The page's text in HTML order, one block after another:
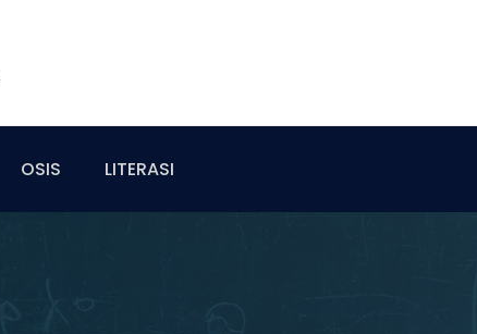
OSIS LITERASI